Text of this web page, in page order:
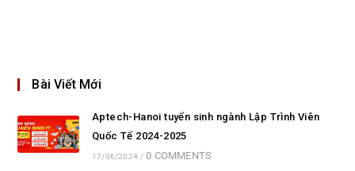
Bài Viết Mới
Aptech-Hanoi tuyển sinh ngành Lập Trình Viên
Quốc Tế 2024-2025
17/06/2024 / 0 COMMENTS